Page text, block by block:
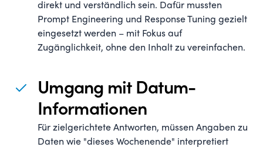
direkt und verständlich sein. Dafür mussten
Prompt Engineering und Response Tuning gezielt
eingesetzt werden – mit Fokus auf
Zugänglichkeit, ohne den Inhalt zu vereinfachen.
Umgang mit Datum-
Informationen
Für zielgerichtete Antworten, müssen Angaben zu
Daten wie "dieses Wochenende" interpretiert